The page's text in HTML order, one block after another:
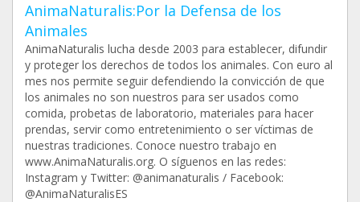
AnimaNaturalis:Por la Defensa de los
Animales
AnimaNaturalis lucha desde 2003 para establecer, difundir
y proteger los derechos de todos los animales. Con euro al
mes nos permite seguir defendiendo la convicción de que
los animales no son nuestros para ser usados como
comida, probetas de laboratorio, materiales para hacer
prendas, servir como entretenimiento o ser víctimas de
nuestras tradiciones. Conoce nuestro trabajo en
www.AnimaNaturalis.org. O síguenos en las redes:
Instagram y Twitter: @animanaturalis / Facebook:
@AnimaNaturalisES